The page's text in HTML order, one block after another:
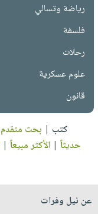
رياضة وتسالي
فلسفة
رحلات
علوم عسكرية
قانون
كتب | بحث متقدم
حديثاً |الأكثر مبيعاً |
عن نيل وفرات